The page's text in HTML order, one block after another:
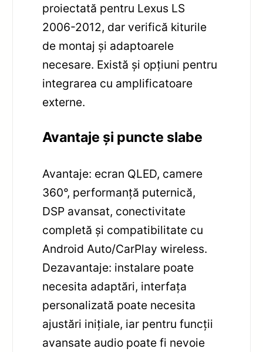
proiectată pentru Lexus LS
2006-2012, dar verifică kiturile
de montaj și adaptoarele
necesare. Există și opțiuni pentru
integrarea cu amplificatoare
externe.
Avantaje și puncte slabe
Avantaje: ecran QLED, camere
360°, performanță puternică,
DSP avansat, conectivitate
completă și compatibilitate cu
Android Auto/CarPlay wireless.
Dezavantaje: instalare poate
necesita adaptări, interfața
personalizată poate necesita
ajustări inițiale, iar pentru funcții
avansate audio poate fi nevoie